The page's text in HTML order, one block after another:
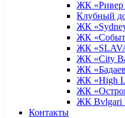
ЖК «Ривер
Клубный
ЖК
ЖК
ЖК
ЖК «City
ЖК
ЖК «High
ЖК
ЖК Bvlgari
Контакты